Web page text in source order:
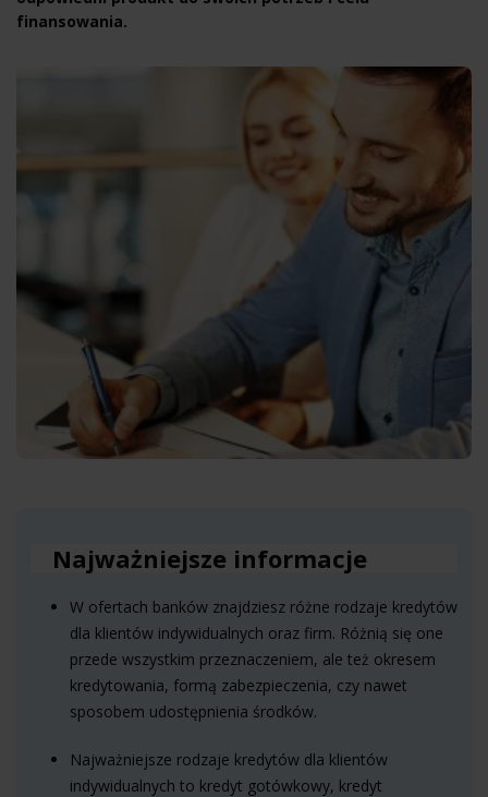
finansowania.
Najważniejsze informacje
W ofertach banków znajdziesz różne rodzaje kredytów
dla klientów indywidualnych oraz firm. Różnią się one
przede wszystkim przeznaczeniem, ale też okresem
kredytowania, formą zabezpieczenia, czy nawet
sposobem udostępnienia środków.
Najważniejsze rodzaje kredytów dla klientów
indywidualnych to kredyt gotówkowy, kredyt